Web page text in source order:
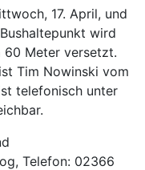
17. April, und
wird
60 Meter versetzt.
Tim Nowinski vom
telefonisch unter
Telefon: 02366